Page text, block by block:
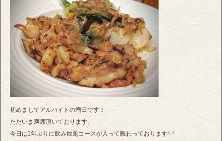
初めましてアルバイトの増田です！
ただいま満席頂いております。
今日は2年ぶりに飲み放題コースが入って賑わっております^ ^